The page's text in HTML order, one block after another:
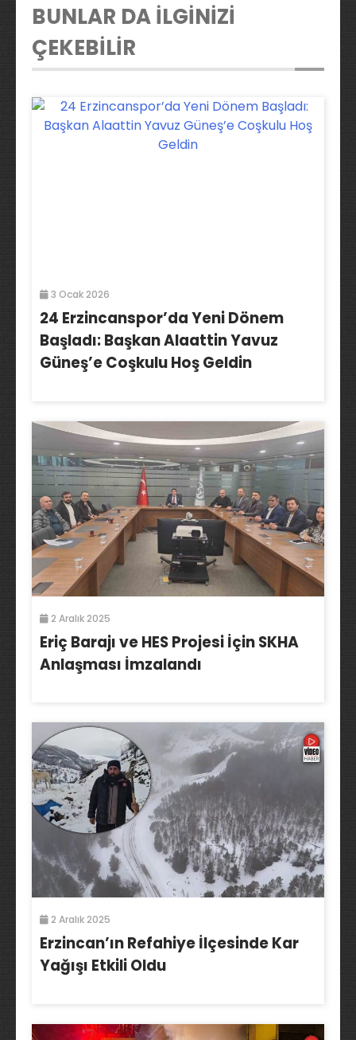
BUNLAR DA İLGİNİZİ
ÇEKEBİLİR
3 Ocak 2026
24 Erzincanspor’da Yeni Dönem
Başladı: Başkan Alaattin Yavuz
Güneş’e Coşkulu Hoş Geldin
2 Aralık 2025
Eriç Barajı ve HES Projesi İçin SKHA
Anlaşması İmzalandı
2 Aralık 2025
Erzincan’ın Refahiye İlçesinde Kar
Yağışı Etkili Oldu